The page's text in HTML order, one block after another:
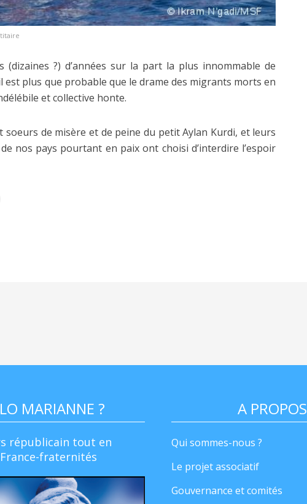
?) d’années sur la part la plus innommable de
est plus que probable que le drame des migrants morts en
et collective honte.
de misère et de peine du petit Aylan Kurdi, et leurs
nos pays pourtant en paix ont choisi d’interdire l’espoir
MARIANNE ?
républicain tout en
fraternités
A PROPOS
Qui sommes-nous ?
Le projet associatif
Gouvernance et comités